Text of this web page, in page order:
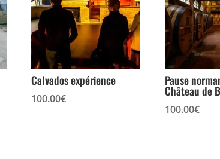
Calvados expérience
100.00€
Pause
Château de
100.00€